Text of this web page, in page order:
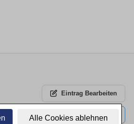
Alle Cookies ablehnen
Eintrag Bearbeiten
Jetzt Aktivieren